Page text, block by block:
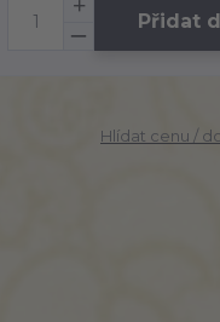
Přidat
Hlídat cenu /